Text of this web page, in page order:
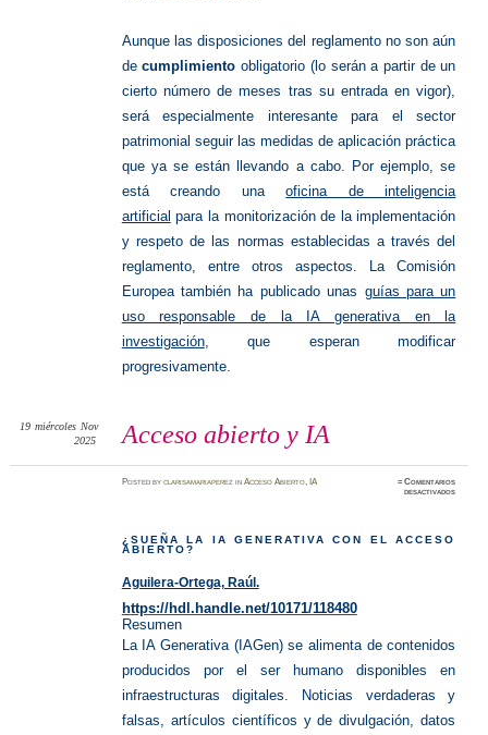
Aunque las disposiciones del reglamento no son aún
decumplimientoobligatorio (lo serán a partir de un
cierto número de meses tras su entrada en vigor),
será especialmente interesante para el sector
patrimonial seguir las medidas de aplicación práctica
que ya se están llevando a cabo. Por ejemplo, se
está creando unaoficina de inteligencia
artificial para la monitorización de la implementación
y respeto de las normas establecidas a través del
reglamento, entre otros aspectos. La Comisión
Europea también ha publicado unas guías para un
uso responsable de la IA generativa en la
investigación, que esperan modificar
progresivamente.
Acceso abierto y IA
19 miércoles Nov
2025
Postedbyclarisamariaperez inAcceso Abierto, IA ≈Comentarios
desactivadosen
¿SUEÑA LA IA GENERATIVA CON EL ACCESO
ABIERTO?
Aguilera-Ortega, Raúl.
https://hdl.handle.net/10171/118480
Resumen
La IA Generativa (IAGen) se alimenta de contenidos
producidos por el ser humano disponibles en
infraestructuras digitales. Noticias verdaderas y
falsas, artículos científicos y de divulgación, datos